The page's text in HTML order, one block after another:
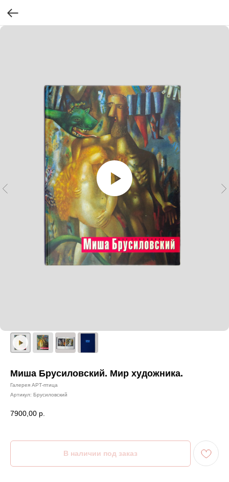
Миша Брусиловский. Мир художника.
Галерея АРТ-птица
Артикул: Брусиловский
7900,00 р.